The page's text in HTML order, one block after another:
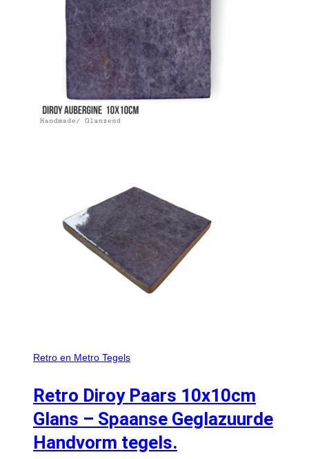
Retro en Metro Tegels
Retro Diroy Paars 10x10cm
Glans – Spaanse Geglazuurde
Handvorm tegels.